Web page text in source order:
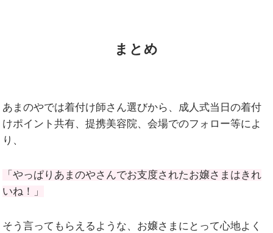
まとめ
あまのやでは着付け師さん選びから、成人式当日の着付
けポイント共有、提携美容院、会場でのフォロー等によ
り、
「やっぱりあまのやさんでお支度されたお嬢さまはきれ
いね！」
そう言ってもらえるような、お嬢さまにとって心地よく